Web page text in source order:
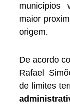
municípios
maior
origem.
De acordo
Rafael
de limites